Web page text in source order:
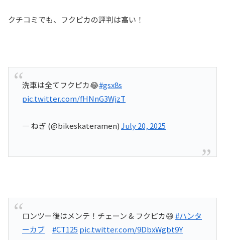
クチコミでも、フクピカの評判は高い！
洗車は全てフクピカ😂#gsx8s
pic.twitter.com/fHNnG3WjzT
— ねぎ (@bikeskateramen)July 20, 2025
ロンツー後はメンテ！チェーン & フクピカ😄#ハンタ
ーカブ
#CT125 pic.twitter.com/9DbxWgbt9Y